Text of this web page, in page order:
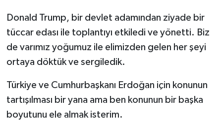
Donald Trump, bir devlet adamından ziyade bir
tüccar edası ile toplantıyı etkiledi ve yönetti. Biz
de varımız yoğumuz ile elimizden gelen her şeyi
ortaya döktük ve sergiledik.
Türkiye ve Cumhurbaşkanı Erdoğan için konunun
tartışılması bir yana ama ben konunun bir başka
boyutunu ele almak isterim.